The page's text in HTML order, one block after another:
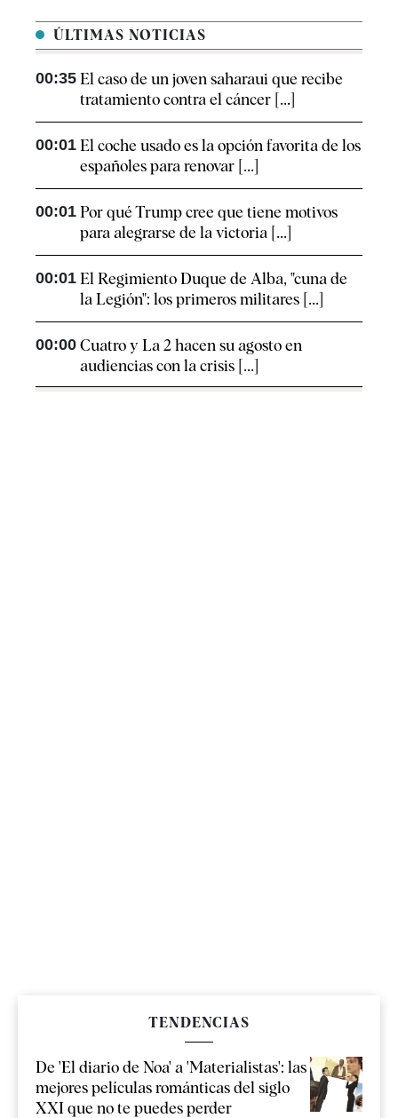
ÚLTIMAS NOTICIAS
00:35 El caso de un joven saharaui que recibe
tratamiento contra el cáncer [...]
00:01 El coche usado es la opción favorita de los
españoles para renovar [...]
00:01 Por qué Trump cree que tiene motivos
para alegrarse de la victoria [...]
00:01 El Regimiento Duque de Alba, "cuna de
la Legión": los primeros militares [...]
00:00 Cuatro y La 2 hacen su agosto en
audiencias con la crisis [...]
TENDENCIAS
De 'El diario de Noa' a 'Materialistas': las
mejores películas románticas del siglo
XXI que no te puedes perder